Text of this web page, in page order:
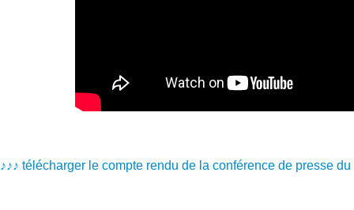
♪♪♪ télécharger e compte rendu de la conférence de presse